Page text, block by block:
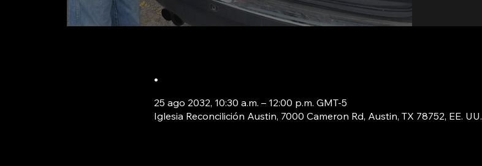
.
25 ago 2032, 10:30 a.m. – 12:00 p.m. GMT-5
Iglesia Reconcilición Austin, 7000 Cameron Rd, Austin, TX 78752, EE. UU.